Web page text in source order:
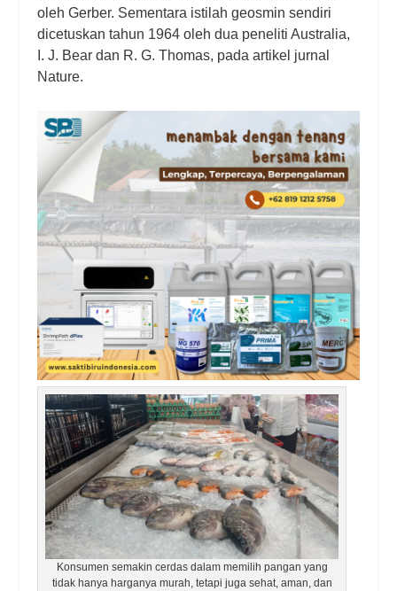
oleh Gerber. Sementara istilah geosmin sendiri
dicetuskan tahun 1964 oleh dua peneliti Australia,
I. J. Bear dan R. G. Thomas, pada artikel jurnal
Nature.
Konsumen semakin cerdas dalam memilih pangan yang
tidak hanya harganya murah, tetapi juga sehat, aman, dan